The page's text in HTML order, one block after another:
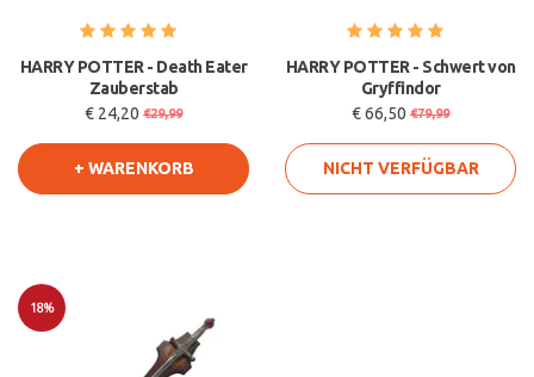
HARRY POTTER - Death Eater
Zauberstab
€ 24,20 €29,99
+ WARENKORB
HARRY POTTER - Schwert von
Gryffindor
€ 66,50 €79,99
NICHT VERFÜGBAR
18%